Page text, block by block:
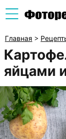
Главная >
яйцами